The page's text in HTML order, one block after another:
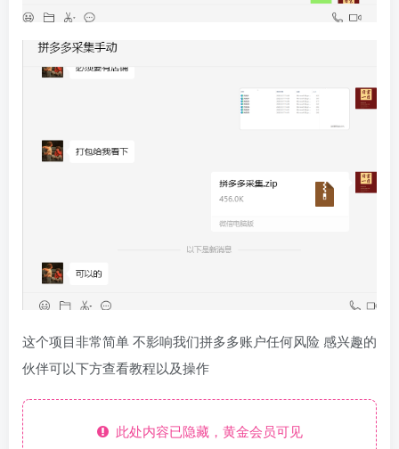
这个项目非常简单 不影响我们拼多多账户任何风险 感兴趣的
伙伴可以下方查看教程以及操作
此处内容已隐藏，黄金会员可见